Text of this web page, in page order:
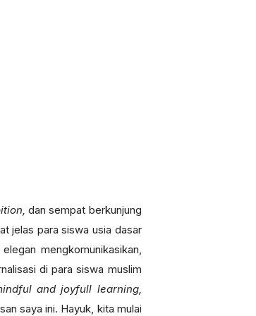
dan sempat berkunjung
jelas para siswa usia dasar
elegan mengkomunikasikan,
di para siswa muslim
and joyfull learning,
saya ini. Hayuk, kita mulai